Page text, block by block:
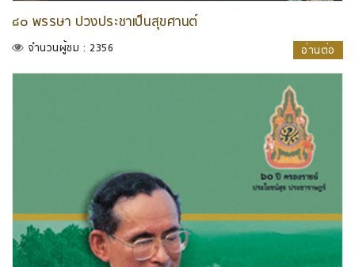
๘๐ พรรษา ปวงประชาเป็นสุขศานต์
จำนวนผู้ชม : 2356 อ่านต่อ